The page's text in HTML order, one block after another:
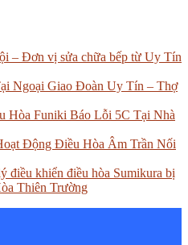
– Đơn vị sửa chữa bếp từ Uy Tín
Ngoại Giao Đoàn Uy Tín – Thợ
Hòa Funiki Báo Lỗi 5C Tại Nhà
Động Điều Hòa Âm Trần Nối
điều khiển điều hòa Sumikura bị
Thiên Trường